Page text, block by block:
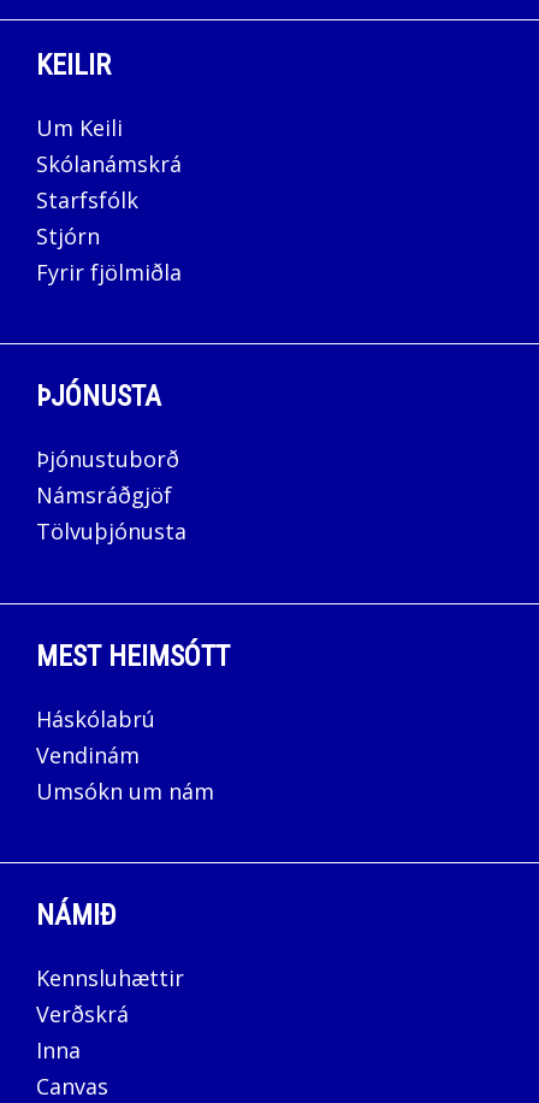
KEILIR
Um Keili
Skólanámskrá
Starfsfólk
Stjórn
Fyrir fjölmiðla
ÞJÓNUSTA
Þjónustuborð
Námsráðgjöf
Tölvuþjónusta
MEST HEIMSÓTT
Háskólabrú
Vendinám
Umsókn um nám
NÁMIÐ
Kennsluhættir
Verðskrá
Inna
Canvas